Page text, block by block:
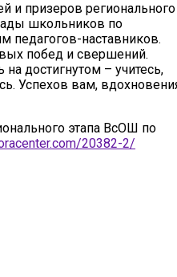
и призеров регионального
школьников по
педагогов-наставников.
побед и свершений.
на достигнутом – учитесь,
Успехов вам,
этапа ВсОШ по
20382-2/